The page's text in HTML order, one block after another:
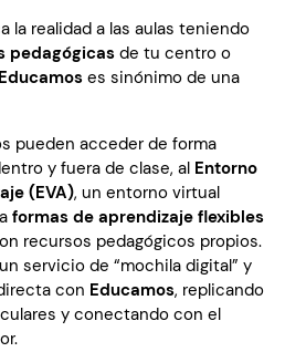
la realidad a las aulas teniendo
pedagógicas de tu centro o
Educamos es sinónimo de una
pueden acceder de forma
y fuera de clase, al Entorno
(EVA), un entorno virtual
formas de aprendizaje flexibles
recursos pedagógicos propios.
servicio de “mochila digital” y
con Educamos, replicando
y conectando con el